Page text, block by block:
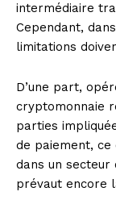
intermédiaire
Cependant,
limitations
D’une part,
cryptomonnaie
parties
de paiement, ce
dans un secteur
prévaut encore